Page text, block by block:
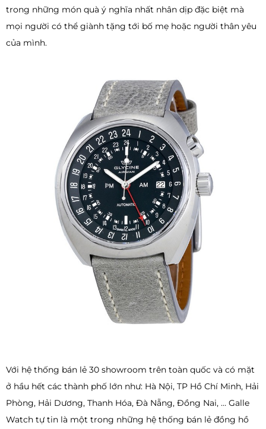
trong những món quà ý nghĩa nhất nhân dịp đặc biệt mà
mọi người có thể giành tặng tới bố mẹ hoặc người thân yêu
của mình.
Với hệ thống bán lẻ 30 showroom trên toàn quốc và có mặt
ở hầu hết các thành phố lớn như: Hà Nội, TP Hồ Chí Minh, Hải
Phòng, Hải Dương, Thanh Hóa, Đà Nẵng, Đồng Nai, … Galle
Watch tự tin là một trong những hệ thống bán lẻ đồng hồ